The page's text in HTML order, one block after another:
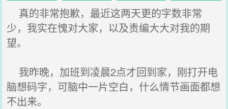
真的非常抱歉，最近这两天更的字数非常
少，我实在愧对大家，以及责编大大对我的期
望。
我昨晚，加班到凌晨2点才回到家，刚打开电
脑想码字，可脑中一片空白，什么情节画面都想
不出来。